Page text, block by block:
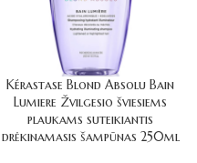
Kérastase Blond Absolu Bain
Lumiere Žvilgesio šviesiems
plaukams suteikiantis
drėkinamasis šampūnas 250ml